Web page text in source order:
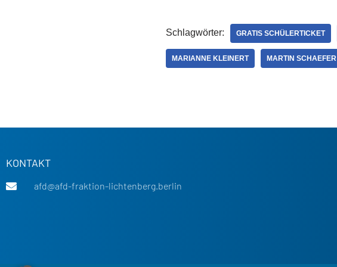
Schlagwörter: GRATIS SCHÜLERTICKET
MARIANNE KLEINERT MARTIN SCHAEFER
KONTAKT
afd@afd-fraktion-lichtenberg.berlin